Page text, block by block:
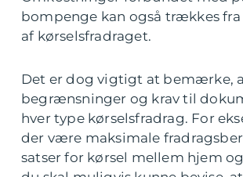
bompenge kan også trækkes fra
af kørselsfradraget.
Det er dog vigtigt at bemærke,
begrænsninger og krav til
hver type kørselsfradrag. For
der være maksimale
satser for kørsel mellem hjem